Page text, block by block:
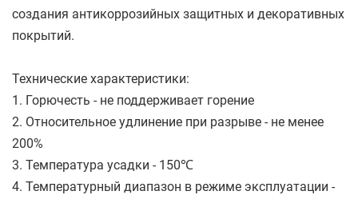
создания антикоррозийных защитных и декоративных
покрытий.
Технические характеристики:
1. Горючесть - не поддерживает горение
2. Относительное удлинение при разрыве - не менее
200%
3. Температура усадки - 150℃
4. Температурный диапазон в режиме эксплуатации -